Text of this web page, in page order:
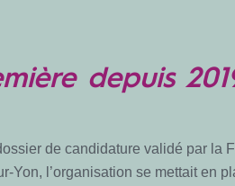
depuis
de candidature validé par la
Yon, l’organisation se mettait en